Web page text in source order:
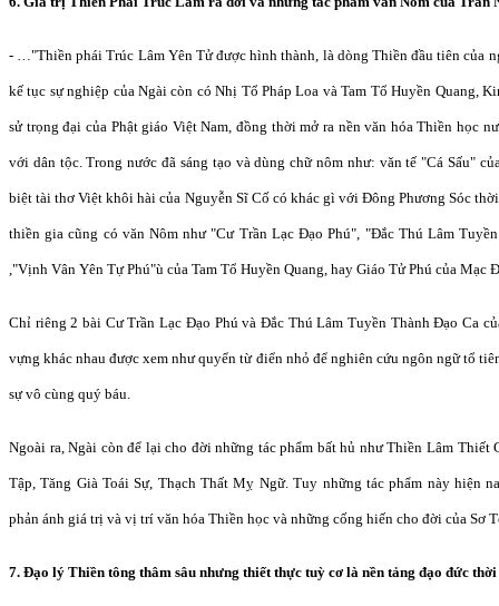
- …"Thiền phái Trúc Lâm Yên Tử được hình thành, là dòng Thiền đầu tiên của
kế tục sự nghiệp của Ngài còn có Nhị Tổ Pháp Loa và Tam Tổ Huyền Quang,
sử trọng đại của Phật giáo Việt Nam, đồng thời mở ra nền văn hóa Thiền học
với dân tộc. Trong nước đã sáng tạo và dùng chữ nôm như: văn tế "Cá Sấu"
biệt tài thơ Việt khôi hài của Nguyễn Sĩ Cố có khác gì với Đông Phương Sóc
thiền gia cũng có văn Nôm như "Cư Trần Lạc Đạo Phú", "Đắc Thú Lâm
,"Vịnh Vân Yên Tự Phú"ù của Tam Tổ Huyền Quang, hay Giáo Tử Phú của Mạc
Chỉ riêng 2 bài Cư Trần Lạc Đạo Phú và Đắc Thú Lâm Tuyền Thành Đạo Ca
vựng khác nhau được xem như quyển từ điển nhỏ để nghiên cứu ngôn ngữ tổ
sự vô cùng quý báu.
Ngoài ra, Ngài còn để lại cho đời những tác phẩm bất hủ như Thiền Lâm
Tập, Tăng Già Toái Sự, Thạch Thất Mỵ Ngữ. Tuy những tác phẩm này hiện
phản ánh giá trị và vị trí văn hóa Thiền học và những cống hiến cho đời của Sơ
7. Đạo lý Thiền tông thâm sâu nhưng thiết thực tuỳ cơ là nền tảng đạo đức